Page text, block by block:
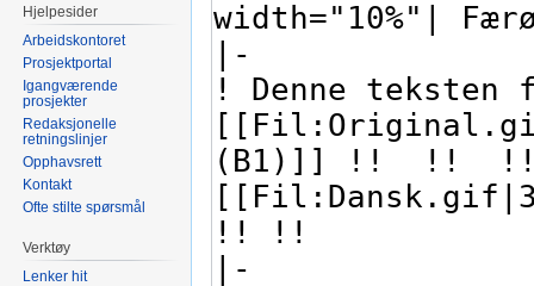
Hjelpesider
Arbeidskontoret
Prosjektportal
Igangværende
prosjekter
Redaksjonelle
retningslinjer
Opphavsrett
Kontakt
Ofte stilte spørsmål
Verktøy
Lenker hit